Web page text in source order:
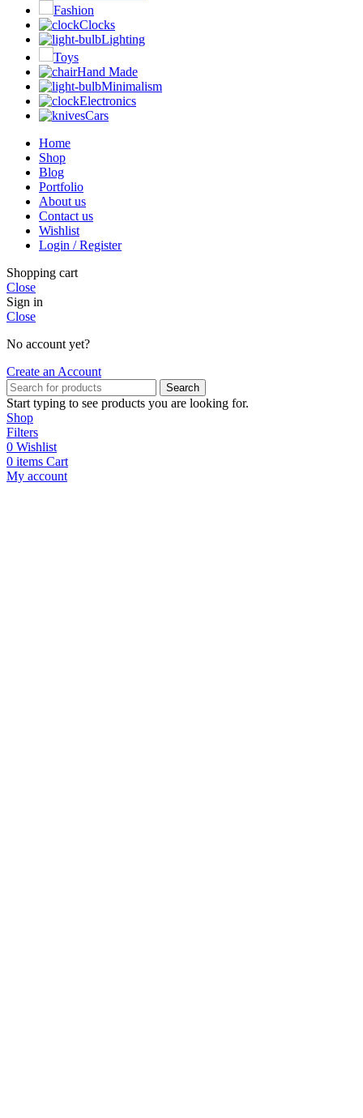
Fashion
Clocks
Lighting
Toys
Hand Made
Minimalism
Electronics
Cars
Home
Shop
Blog
Portfolio
About us
Contact us
Wishlist
Login / Register
Shopping cart
Close
Sign in
Close
No account yet?
Create an Account
Search
Start typing to see products you are looking for.
Shop
Filters
0 Wishlist
0 items Cart
My account